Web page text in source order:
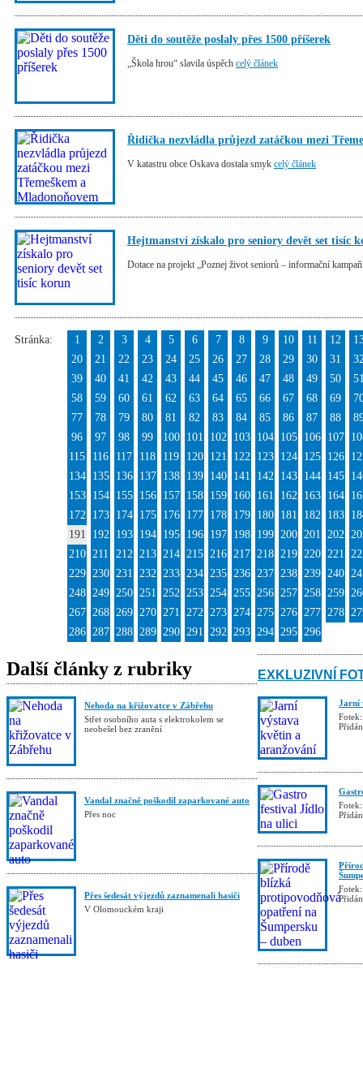
Děti do soutěže poslaly přes 1500 příšerek
„Škola hrou“ slavila úspěch celý článek
Řidička nezvládla průjezd zatáčkou mezi
V katastru obce Oskava dostala smyk celý článek
Hejtmanství získalo pro seniory devět set tisíc
Dotace na projekt „Poznej život seniorů – informační
Stránka: 1 2 3 4 5 6 7 8 9 10 11 12
20
21 22 23 24 25 26 27 28 29 30 31
39
40 41 42 43 44 45 46 47 48 49 50
58
59 60 61 62 63 64 65 66 67 68 69
77
78 79 80 81 82 83 84 85 86 87 88
96
97 98 99 100 101 102 103 104 105 106 107
115
116 117 118 119 120 121 122 123 124 125 126
134
135 136 137 138 139 140 141 142 143 144 145
153
154 155 156 157 158 159 160 161 162 163 164
172
173 174 175 176 177 178 179 180 181 182 183
191
192 193 194 195 196 197 198 199 200 201 202
210 211 212 213 214 215 216 217 218 219 220 221
229 230 231 232 233 234 235 236 237 238 239 240
248 249 250 251 252 253 254 255 256 257 258 259
267 268 269 270 271 272 273 274 275 276 277 278
286 287 288 289 290 291 292 293 294 295 296
Další články z rubriky
Nehoda na křižovatce v Zábřehu
Střet osobního auta s elektrokolem se
neobešel bez zranění
Vandal značně poškodil zaparkované auto
Přes noc
Přes šedesát výjezdů zaznamenali hasiči
V Olomouckém kraji
EXKLUZIVNÍ
Jarní